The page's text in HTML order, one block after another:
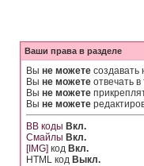
Ваши права в разделе
Вы не можете
Вы не можете отвечать
Вы не можете
Вы не можете
BB коды Вкл.
Смайлы Вкл.
[IMG] код Вкл.
HTML код Выкл.